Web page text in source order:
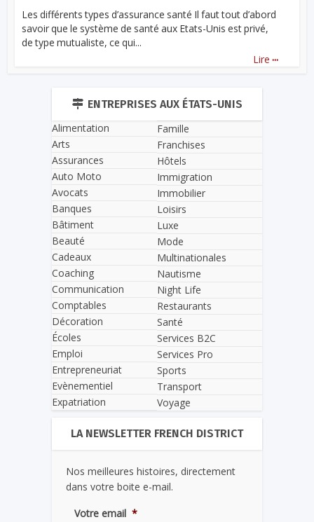
Les différents types d’assurance santé Il faut tout d’abord
savoir que le système de santé aux Etats-Unis est privé,
de type mutualiste, ce qui...
Lire ...
ENTREPRISES AUX ÉTATS-UNIS
Alimentation
Arts
Assurances
Auto Moto
Avocats
Banques
Bâtiment
Beauté
Cadeaux
Coaching
Communication
Comptables
Décoration
Écoles
Emploi
Entrepreneuriat
Evènementiel
Expatriation
Famille
Franchises
Hôtels
Immigration
Immobilier
Loisirs
Luxe
Mode
Multinationales
Nautisme
Night Life
Restaurants
Santé
Services B2C
Services Pro
Sports
Transport
Voyage
LA NEWSLETTER FRENCH DISTRICT
Nos meilleures histoires, directement
dans votre boite e-mail.
Votre email *